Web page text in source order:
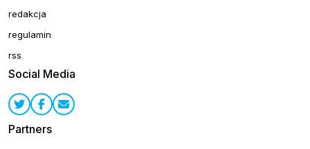
redakcja
regulamin
rss
Social Media
Partners